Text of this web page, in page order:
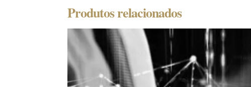
Produtos relacionados